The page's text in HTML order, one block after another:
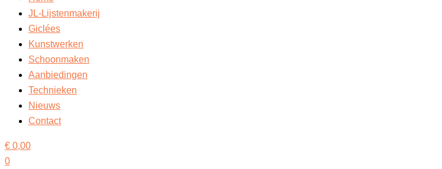
JL-Lijstenmakerij
Giclées
Kunstwerken
Schoonmaken
Aanbiedingen
Technieken
Nieuws
Contact
€ 0,00
0